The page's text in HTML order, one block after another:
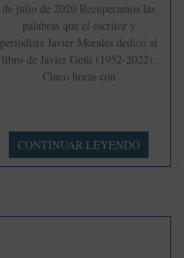
de julio de 2020 Recuperamos las
palabras que el escritor y
periodista Javier Morales dedicó al
libro de Javier Goñi (1952-2022),
Cinco horas con
La
sencillez
CONTINUAR LEYENDO